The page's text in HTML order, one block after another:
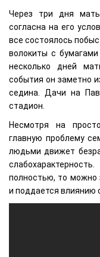
Через три дня
согласна на его
все состоялось
волокиты с
несколько дней
события он заметно
седина. Дачи на
стадион.
Несмотря на
главную проблему
людьми движет
полностью, то можно
и поддается влиянию